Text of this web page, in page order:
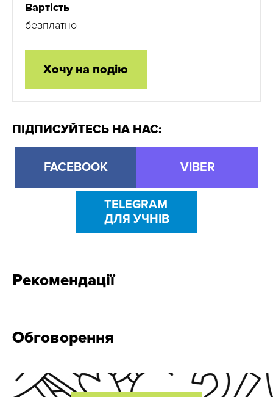
Вартість
безплатно
Хочу на подію
ПІДПИСУЙТЕСЬ НА НАС:
FACEBOOK VIBER
TELEGRAM
ДЛЯ УЧНІВ
Рекомендації
Обговорення